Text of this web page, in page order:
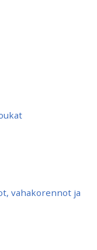
vahakorennot ja